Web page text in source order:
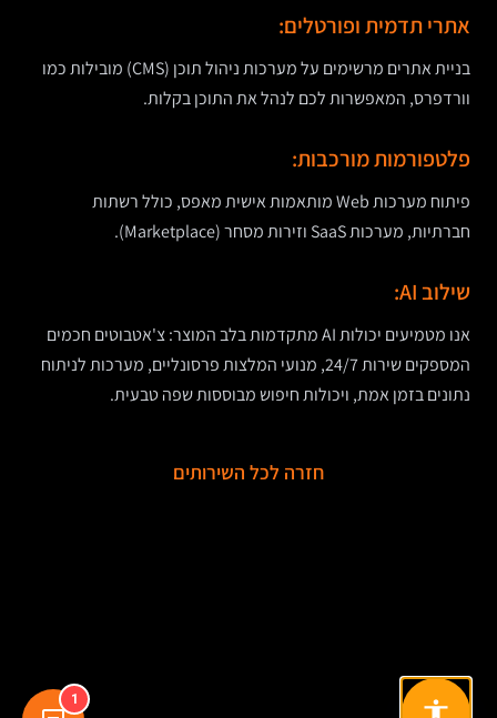
אתרי תדמית ופורטלים:
בניית אתרים מרשימים על מערכות ניהול תוכן (CMS) מובילות כמו
וורדפרס, המאפשרות לכם לנהל את התוכן בקלות.
פלטפורמות מורכבות:
פיתוח מערכות Web מותאמות אישית מאפס, כולל רשתות
חברתיות, מערכות SaaS וזירות מסחר (Marketplace).
שילוב AI:
אנו מטמיעים יכולות AI מתקדמות בלב המוצר: צ'אטבוטים חכמים
המספקים שירות 24/7, מנועי המלצות פרסונליים, מערכות לניתוח
נתונים בזמן אמת, ויכולות חיפוש מבוססות שפה טבעית.
חזרה לכל השירותים
1